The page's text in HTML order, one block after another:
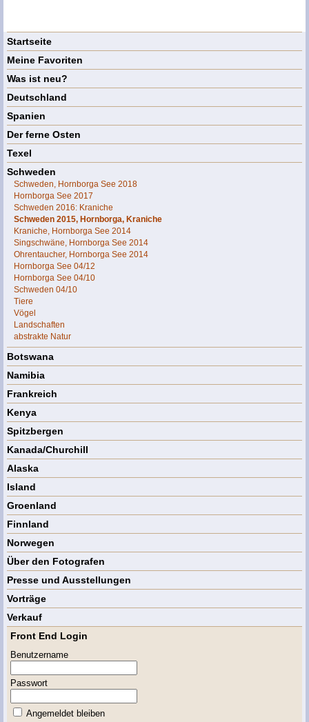
Startseite
Meine Favoriten
Was ist neu?
Deutschland
Spanien
Der ferne Osten
Texel
Schweden
Schweden, Hornborga See 2018
Hornborga See 2017
Schweden 2016: Kraniche
Schweden 2015, Hornborga, Kraniche
Kraniche, Hornborga See 2014
Singschwäne, Hornborga See 2014
Ohrentaucher, Hornborga See 2014
Hornborga See 04/12
Hornborga See 04/10
Schweden 04/10
Tiere
Vögel
Landschaften
abstrakte Natur
Botswana
Namibia
Frankreich
Kenya
Spitzbergen
Kanada/Churchill
Alaska
Island
Groenland
Finnland
Norwegen
Über den Fotografen
Presse und Ausstellungen
Vorträge
Verkauf
Front End Login
Benutzername
Passwort
Angemeldet bleiben